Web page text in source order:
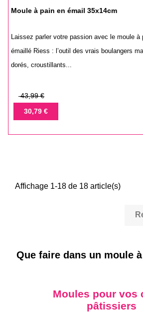
Moules pour vos
pâtissiers
Moule à pain en émail 35x14cm
Laissez parler votre passion avec le moule à
émaillé Riess : l’outil des vrais boulangers
dorés, croustillants...
Prix
base
43,99 €
Prix30,79 €
Affichage 1-18 de 18 article(s)
Que faire dans un moule